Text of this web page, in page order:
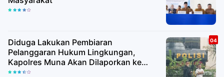
Diduga Lakukan Pembiaran
Pelanggaran Hukum Lingkungan,
Kapolres Muna Akan Dilaporkan ke
Propam Mabes Polri